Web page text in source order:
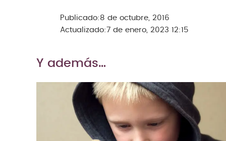
Publicado: 8 de octubre, 2016
Actualizado: 7 de enero, 2023 12:15
Y además…